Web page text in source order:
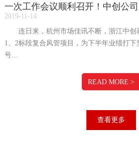
一次工作会议顺利召开！中创公
2019-11-14
连日来，杭州市场佳讯不断，浙江中
1、2标段复合风管项目，为下半年业绩打
号...
READ MORE >
查看更多